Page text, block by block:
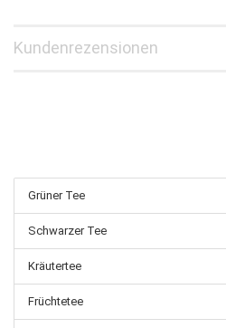
Kundenrezensionen
Grüner Tee
Schwarzer Tee
Kräutertee
Früchtetee